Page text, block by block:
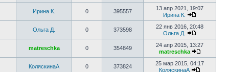
Ирина К. 0 395557
13 апр 2021, 19:07
Ирина К.
Ольга Д. 0 373598
22 янв 2016, 20:48
Ольга Д.
matreschka 0 354849
24 апр 2015, 13:27
matreschka
КоляскинаА 0 373824
25 мар 2015, 04:17
КоляскинаА